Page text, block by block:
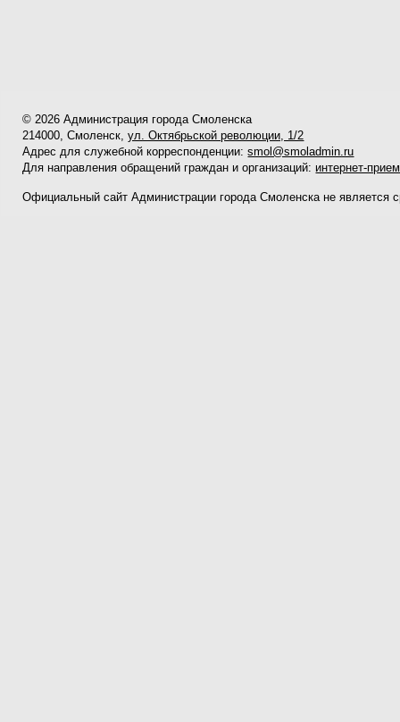
© 2026 Администрация города Смоленска
214000, Смоленск,ул. Октябрьской революции, 1/2
Адрес для служебной корреспонденции:smol@smoladmin.ru
Для направления обращений граждан и организаций: интернет-
Официальный сайт Администрации города Смоленска не является